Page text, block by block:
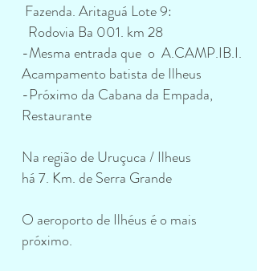
Fazenda. Aritaguá Lote 9:
Rodovia Ba 001. km 28
-Mesma entrada que o A.CAMP.IB.I.
Acampamento batista de Ilheus
-Próximo da Cabana da Empada,
Restaurante
Na região de Uruçuca / Ilheus
há 7. Km. de Serra Grande
O aeroporto de Ilhéus é o mais
próximo.